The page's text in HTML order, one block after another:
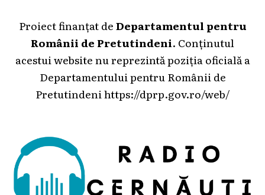
Proiect finanțat deDepartamentul pentru
Românii de Pretutindeni. Conținutul
acestui website nu reprezintă poziția oficială a
Departamentului pentru Românii de
Pretutindeni https://dprp.gov.ro/web/